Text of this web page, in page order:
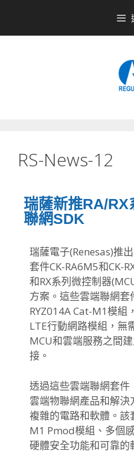
RS-News-12
瑞薩新推RA/RX
聯網SDK
瑞薩電子(Renesas)推
套件CK-RA6M5和CK-
和RX系列微控制器
方案。這些雲端聯網
RYZ014A Cat-M1模組
LTE行動網路模組，無
MCU和雲端服務之間
接。
透過這些雲端聯網套
雲端物聯網產品和解
複雜的電路和軟體。該
M1 Pmod模組、多個
硬體安全功能和可靠的